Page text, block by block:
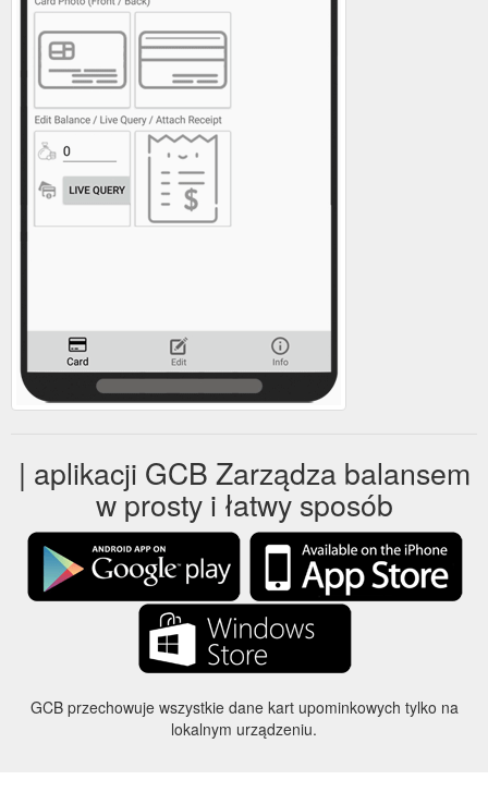
| aplikacji GCB Zarządza balansem
w prosty i łatwy sposób
GCB przechowuje wszystkie dane kart upominkowych tylko na
lokalnym urządzeniu.